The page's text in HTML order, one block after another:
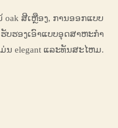
ສີເຫຼືອງ, ການອອກແບບ
ບຮອງເອົາແບບອຸດສາຫະກໍາ
ນ elegant ແລະທັນສະໄຫມ.